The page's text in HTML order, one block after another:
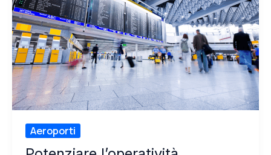
Aeroporti